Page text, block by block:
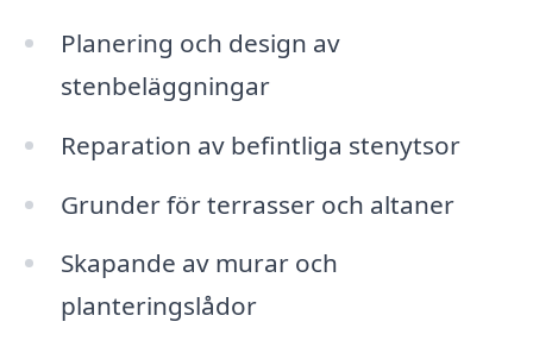
Planering och design av
stenbeläggningar
Reparation av befintliga stenytsor
Grunder för terrasser och altaner
Skapande av murar och
planteringslådor